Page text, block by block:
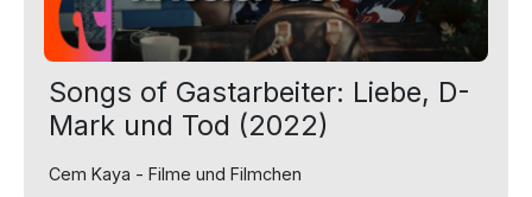
Songs of Gastarbeiter: Liebe, D-
Mark und Tod (2022)
Cem Kaya - Filme und Filmchen